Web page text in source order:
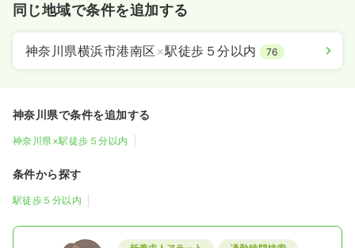
同じ地域で条件を追加する
神奈川県横浜市港南区 ×駅徒歩５分以内 76
神奈川県で条件を追加する
神奈川県×駅徒歩５分以内
条件から探す
駅徒歩５分以内